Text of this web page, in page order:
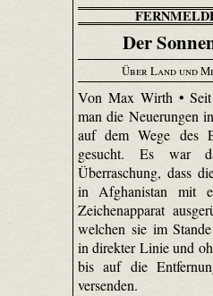
Der
Über Land und
Von Max Wirth •
man die Neuerungen
auf dem Wege des
gesucht. Es war
Überraschung, dass
in Afghanistan mit
Zeichenapparat
welchen sie im
in direkter Linie und
bis auf die
versenden.